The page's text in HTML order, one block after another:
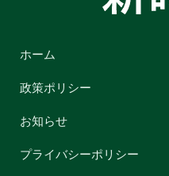
ホーム
政策ポリシー
お知らせ
プライバシーポリシー